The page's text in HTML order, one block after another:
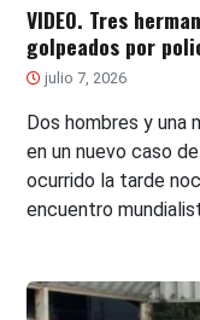
VIDEO. Tres
golpeados por
julio 7, 2026
Dos hombres y una
en un nuevo caso
ocurrido la tarde
encuentro